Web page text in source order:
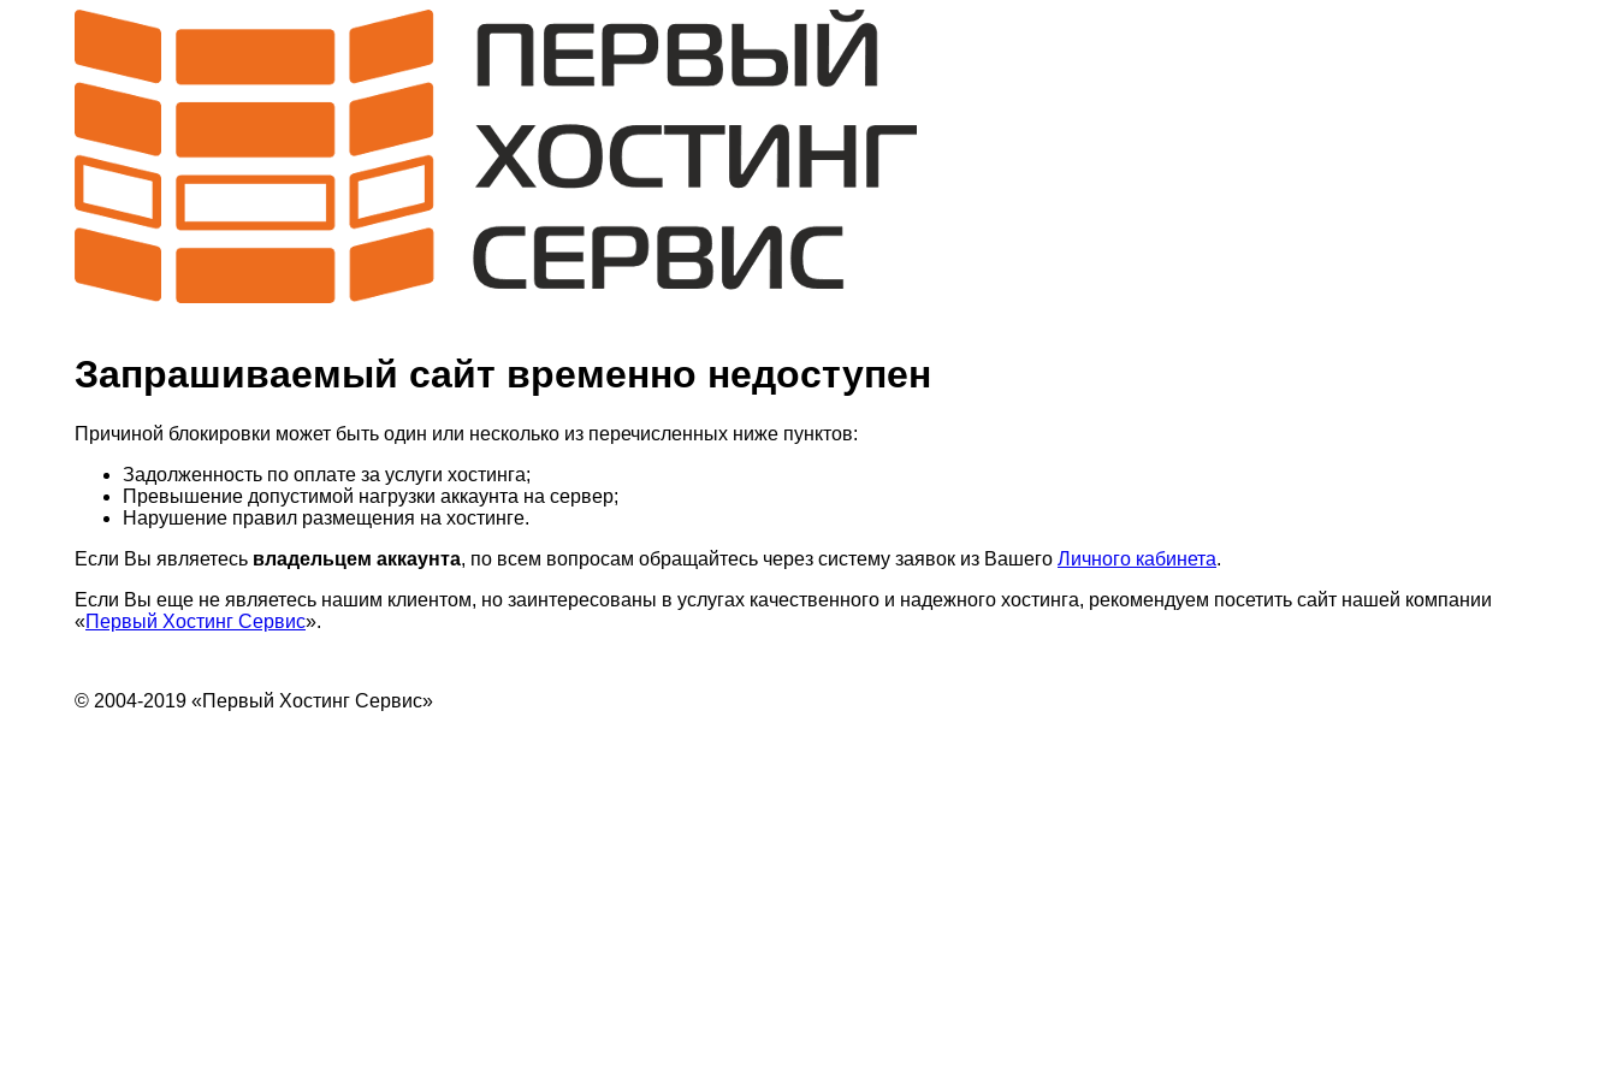
Запрашиваемый сайт временно недоступен
Причиной блокировки может быть один или несколько из перечисленных ниже пунктов:
Задолженность по оплате за услуги хостинга;
Превышение допустимой нагрузки аккаунта на сервер;
Нарушение правил размещения на хостинге.
Если Вы являетесь владельцем аккаунта, по всем вопросам обращайтесь через систему заявок из Вашего Личного кабинета.
Если Вы еще не являетесь нашим клиентом, но заинтересованы в уcлугах качественного и надежного хостинга, рекомендуем посетить сайт нашей компании
«Первый Хостинг Сервис».
© 2004-2019 «Первый Хостинг Сервис»